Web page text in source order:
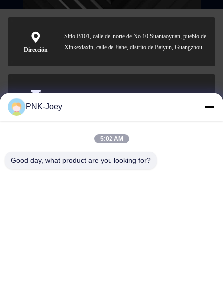
Dirección
Sitio B101, calle del norte de No.10 Suantaoyuan, pueblo de
Xinkexiaxin, calle de Jiahe, distrito de Baiyun, Guangzhou
El correo
electrónico
008613580404923
PNK-Joey
5:02 AM
Good day, what product are you looking for?